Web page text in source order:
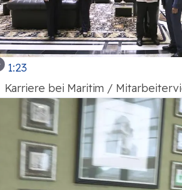
1:23
Karriere bei Maritim /